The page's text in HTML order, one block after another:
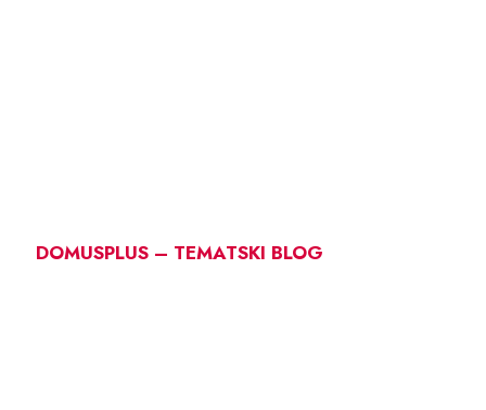
DOMUSPLUS – TEMATSKI BLOG